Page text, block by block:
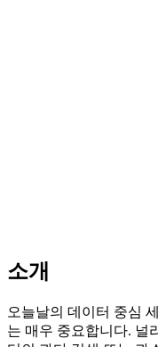
소개
오늘날의 데이터 중심
는 매우 중요합니다. 널